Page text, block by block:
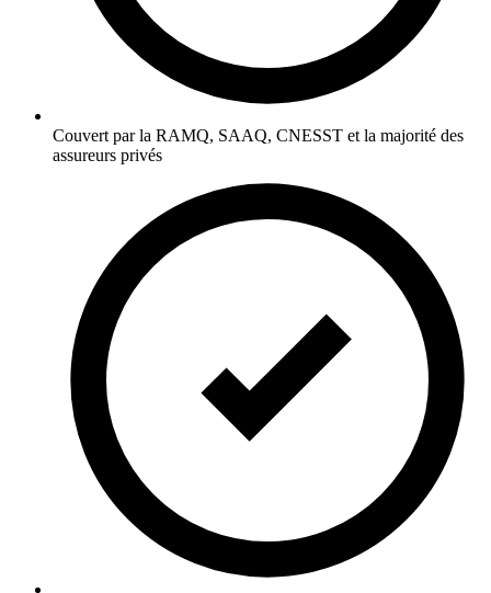
Couvert par la RAMQ, SAAQ, CNESST et la majorité des
assureurs privés